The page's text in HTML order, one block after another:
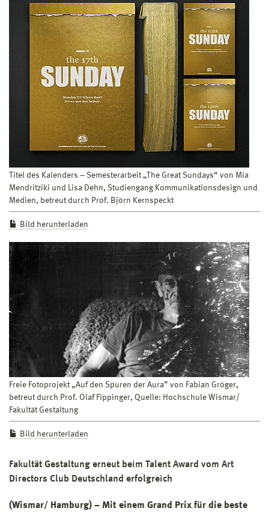
Titel des Kalenders – Semesterarbeit „The Great Sundays“ von Mia
Mendritziki und Lisa Dehn, Studiengang Kommunikationsdesign und
Medien, betreut durch Prof. Björn Kernspeckt
Bild herunterladen
Freie Fotoprojekt „Auf den Spuren der Aura” von Fabian Gröger,
betreut durch Prof. Olaf Fippinger, Quelle: Hochschule Wismar/
Fakultät Gestaltung
Bild herunterladen
Fakultät Gestaltung erneut beim Talent Award vom Art
Directors Club Deutschland erfolgreich
(Wismar/ Hamburg) – Mit einem Grand Prix für die beste